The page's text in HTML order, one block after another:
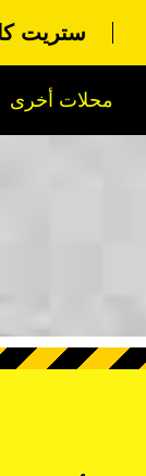
ستريت
محلات أخرى